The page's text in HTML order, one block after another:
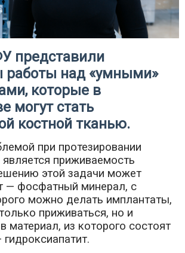
представили
работы над «умными»
которые в
могут стать
костной тканью.
при протезировании
является приживаемость
этой задачи может
— фосфатный минерал, с
можно делать имплантаты,
приживаться, но и
материал, из которого состоят